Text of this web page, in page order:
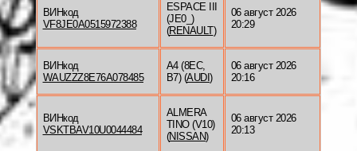
ВИНкод
VF8JE0A0515972388
ESPACE III
(JE0_)
(RENAULT)
06 август 2026
20:29
ВИНкод
WAUZZZ8E76A078485
A4 (8EC,
B7) (AUDI )
06 август 2026
20:16
ВИНкод
VSKTBAV10U0044484
ALMERA
TINO (V10)
(NISSAN)
06 август 2026
20:13